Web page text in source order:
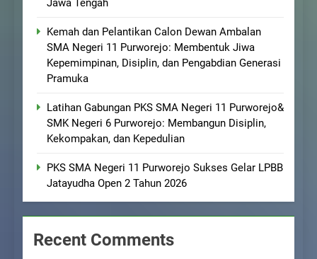
Jawa Tengah
Kemah dan Pelantikan Calon Dewan Ambalan
SMA Negeri 11 Purworejo: Membentuk Jiwa
Kepemimpinan, Disiplin, dan Pengabdian Generasi
Pramuka
Latihan Gabungan PKS SMA Negeri 11 Purworejo&
SMK Negeri 6 Purworejo: Membangun Disiplin,
Kekompakan, dan Kepedulian
PKS SMA Negeri 11 Purworejo Sukses Gelar LPBB
Jatayudha Open 2 Tahun 2026
Recent Comments